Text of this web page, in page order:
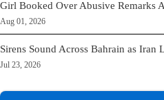
Girl Booked Over Abusive Remarks
Aug 01, 2026
Sirens Sound Across Bahrain as Iran
Jul 23, 2026